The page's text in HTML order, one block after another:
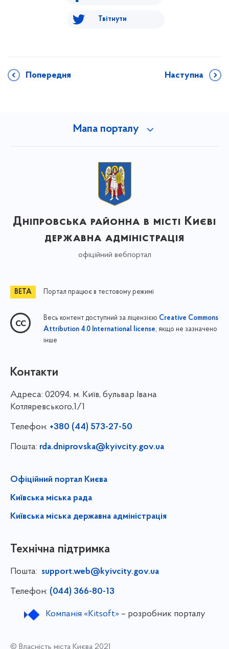
Твітнути
Попередня Наступна
Мапа порталу
Дніпровська районна в місті Києві
державна адміністрація
офіційний вебпортал
Портал працює в тестовому режимі
Весь контент доступний за ліцензією Creative Commons
Attribution 4.0 International license, якщо не зазначено
інше
Контакти
Адреса: 02094, м. Київ, бульвар Івана
Котляревського,1/1
Телефон: +380 (44) 573-27-50
Пошта: rda.dniprovska@kyivcity.gov.ua
Офіційний портал Києва
Київська міська рада
Київська міська державна адміністрація
Технічна підтримка
Пошта: support.web@kyivcity.gov.ua
Телефон: (044) 366-80-13
Компанія «Kitsoft»– розробник порталу
© Власність міста Києва 2021